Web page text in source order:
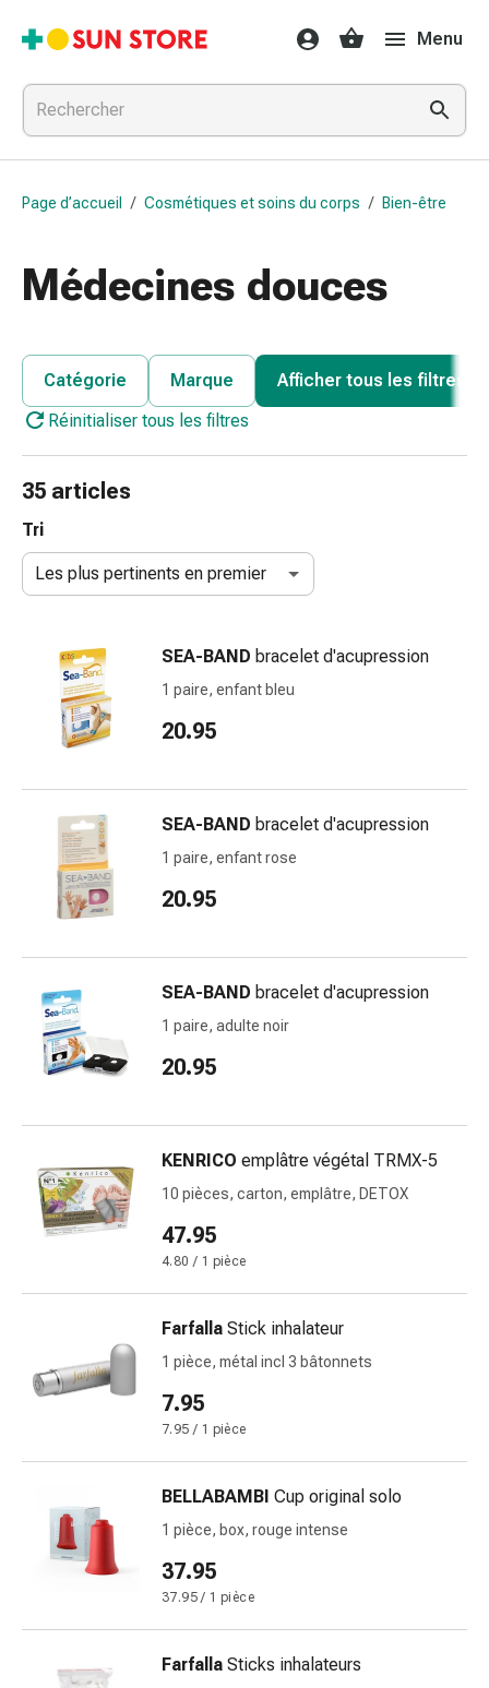
Médicaments
et
traitements
Refroidissement
et
grippe
contre
toux
Mal
Grippe
refroidissement
Douche
nasale
Irritation
et
blessure
de
peau
Bandes
Compresses
pliées
doigts
Sparadraps
Bandes
compression
Pansements
adhésifs
Bandages,
accessoires
Bandages
et
filets
Matériel
pansement
coups
de
soleil
Menu
Page d’accueil / Cosmétiques et soins du corps / Bien-être
Médecines douces
Catégorie Marque
Afficher tous les filtres
Réinitialiser tous les filtres
35 articles
Tri
Les plus pertinents en premier
SEA-BAND bracelet d'acupression
1 paire, enfant bleu
20.95
SEA-BAND bracelet d'acupression
1 paire, enfant rose
20.95
SEA-BAND bracelet d'acupression
1 paire, adulte noir
20.95
KENRICO emplâtre végétal TRMX-5
10 pièces, carton, emplâtre, DETOX
47.95
4.80 / 1 pièce
Farfalla Stick inhalateur
1 pièce, métal incl 3 bâtonnets
7.95
7.95 / 1 pièce
BELLABAMBI Cup original solo
1 pièce, box, rouge intense
37.95
37.95 / 1 pièce
Farfalla Sticks inhalateurs